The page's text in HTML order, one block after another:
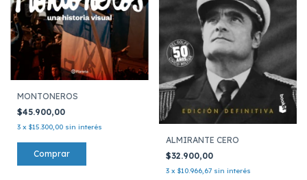
MONTONEROS
$45.900,00
3 x $15.300,00 sin interés
ALMIRANTE CERO
$32.900,00
3 x $10.966,67 sin interés